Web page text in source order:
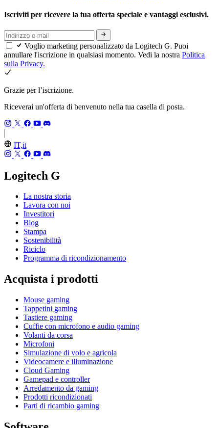
Iscriviti per ricevere la tua offerta speciale e vantaggi esclusivi.
Voglio marketing personalizzato da Logitech G. Puoi
annullare l'iscrizione in qualsiasi momento. Vedi la nostra Politica
sulla Privacy.
Grazie per l’iscrizione.
Riceverai un'offerta di benvenuto nella tua casella di posta.
IT,it
Logitech G
La nostra storia
Lavora con noi
Investitori
Blog
Stampa
Sostenibilità
Riciclo
Programma di ricondizionamento
Acquista i prodotti
Mouse gaming
Tappetini gaming
Tastiere gaming
Cuffie con microfono e audio gaming
Volanti da corsa
Microfoni
Simulazione di volo e agricola
Videocamere e illuminazione
Cloud Gaming
Gamepad e controller
Arredamento da gaming
Prodotti ricondizionati
Parti di ricambio gaming